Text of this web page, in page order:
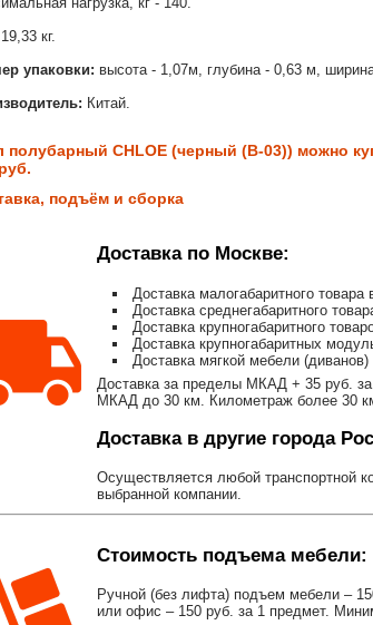
19,33 кг.
упаковки: высота - 1,07м, глубина - 0,63 м,
Китай.
полубарный CHLOE (черный (B-03)) можно
подъём и сборка
Доставка по Москве:
Доставка малогабаритного
Доставка среднегабаритного
Доставка крупногабаритного
Доставка крупногабаритных
Доставка мягкой мебели
Доставка за пределы МКАД + 35 руб.
МКАД до 30 км. Километраж более 30
Доставка в другие города
Осуществляется любой транспортной
выбранной компании.
Стоимость подъема мебели:
Ручной (без лифта) подъем мебели –
или офис – 150 руб. за 1 предмет.